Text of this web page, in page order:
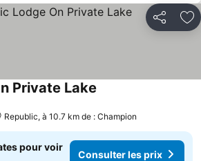
Partager
Private Lake
Republic, à 10.7 km de : Champion
pour voir
Consulter les prix